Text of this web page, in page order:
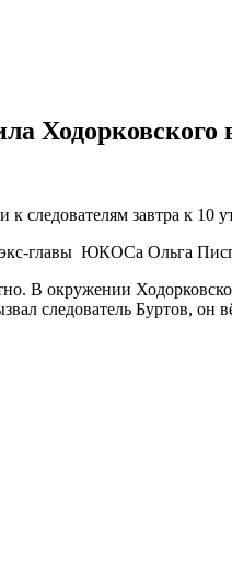
следователям завтра к 10
экс-главы ЮКОСа Ольга
В окружении
следователь Буртов,